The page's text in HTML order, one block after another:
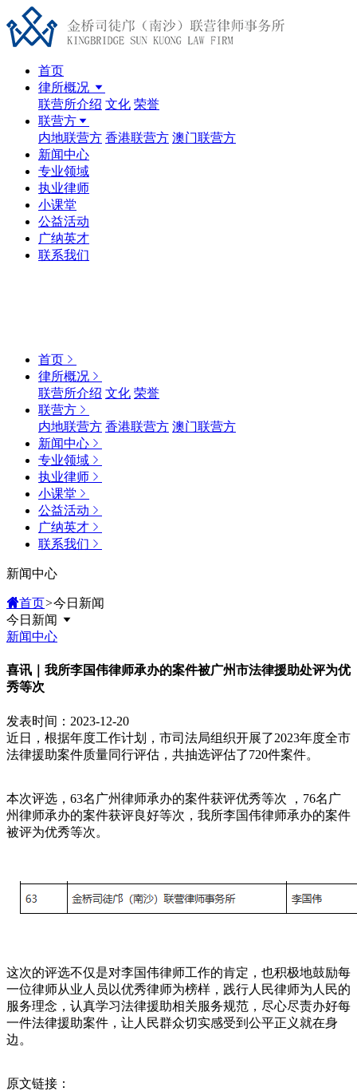
首页
律所概况
联营所介绍 文化 荣誉
联营方
内地联营方 香港联营方 澳门联营方
新闻中心
专业领域
执业律师
小课堂
公益活动
广纳英才
联系我们
首页
律所概况
联营所介绍 文化 荣誉
联营方
内地联营方 香港联营方 澳门联营方
新闻中心
专业领域
执业律师
小课堂
公益活动
广纳英才
联系我们
新闻中心
首页>今日新闻
今日新闻
新闻中心
喜讯｜我所李国伟律师承办的案件被广州市法律援助处评为优
秀等次
发表时间：2023-12-20
近日，根据年度工作计划，市司法局组织开展了2023年度全市
法律援助案件质量同行评估，共抽选评估了720件案件。
本次评选，63名广州律师承办的案件获评优秀等次 ，76名广
州律师承办的案件获评良好等次，我所李国伟律师承办的案件
被评为优秀等次。
这次的评选不仅是对李国伟律师工作的肯定，也积极地鼓励每
一位律师从业人员以优秀律师为榜样，践行人民律师为人民的
服务理念，认真学习法律援助相关服务规范，尽心尽责办好每
一件法律援助案件，让人民群众切实感受到公平正义就在身
边。
原文链接：